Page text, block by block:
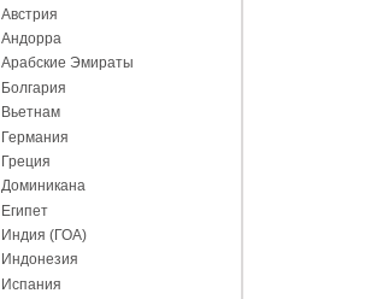
Австрия
Андорра
Арабские Эмираты
Болгария
Вьетнам
Германия
Греция
Доминикана
Египет
Индия (ГОА)
Индонезия
Испания